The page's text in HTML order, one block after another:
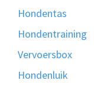
Hondentas
Hondentraining
Vervoersbox
Hondenluik